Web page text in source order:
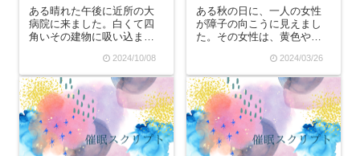
ある晴れた午後に近所の大
病院に来ました。白くて四
角いその建物に吸い込まれ
病院の入り口に入っていく
のを眺めていると、真っ白
な白衣のお医者さんや車椅
子で移動しているおじいさ
ん、一見元気そうに見える
男の子などの姿が見えま
す...
2024/10/08
ある秋の日に、一人の女性
が障子の向こうに見えまし
た。その女性は、黄色やオ
しい色の着物を着ており、
正座をして座っている様子
が襖の向こうに見えるので
すが、静かにお茶を湯呑の
注いでいる音が聞こえてく
る。あたりはあたたかい
よ...
2024/03/26